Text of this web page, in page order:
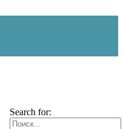
Search for: